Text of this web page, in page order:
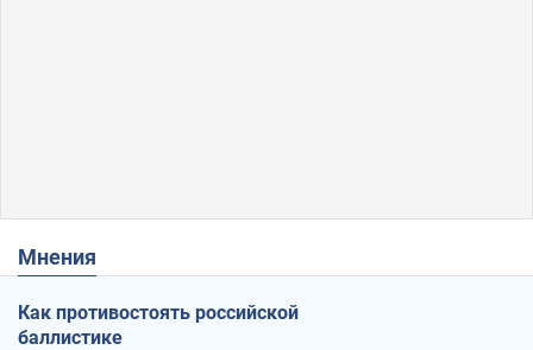
Мнения
Как противостоять российской
баллистике